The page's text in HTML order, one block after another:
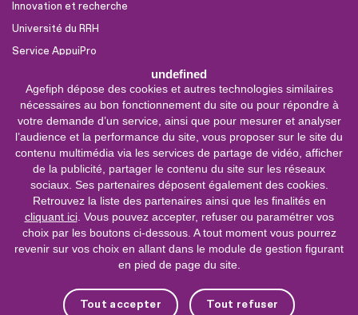
undefined
Agefiph dépose des cookies et autres technologies similaires
nécessaires au bon fonctionnement du site ou pour répondre à
votre demande d’un service, ainsi que pour mesurer et analyser
l’audience et la performance du site, vous proposer sur le site du
contenu multimédia via les services de partage de vidéo, afficher
de la publicité, partager le contenu du site sur les réseaux
sociaux. Ses partenaires déposent également des cookies.
Retrouvez la liste des partenaires ainsi que les finalités en
cliquant ici. Vous pouvez accepter, refuser ou paramétrer vos
choix par les boutons ci-dessous. A tout moment vous pourrez
revenir sur vos choix en allant dans le module de gestion figurant
en pied de page du site.
Tout accepter Tout refuser
Innovation et recherche
Université du RRH
Service AppuiPro
Nous suivre
Youtube
Linkedin
Facebook
0 800 11 10 09
Service &
appel gratuits
Nous contacter